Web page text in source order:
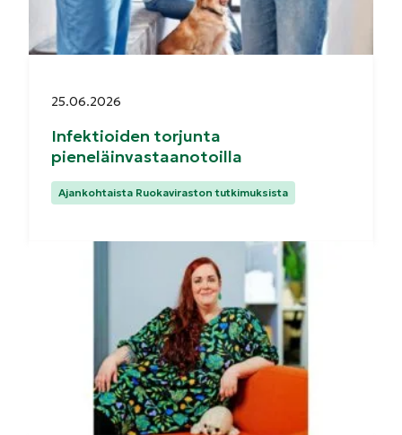
Infektioiden torjunta
pieneläinvastaanotoilla
Julkaistu:
25.06.2026
Kategoriat:
Ajankohtaista Ruokaviraston tutkimuksista